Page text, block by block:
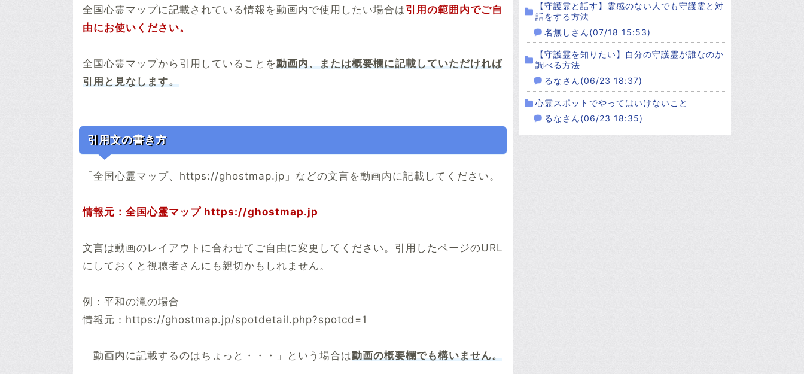
全国心霊マップに記載されている情報を動画内で使用したい場合は引用の範囲内でご自
由にお使いください。
全国心霊マップから引用していることを動画内、または概要欄に記載していただければ
引用と見なします。
引用文の書き方
「全国心霊マップ、https://ghostmap.jp」などの文言を動画内に記載してください。
情報元：全国心霊マップ https://ghostmap.jp
文言は動画のレイアウトに合わせてご自由に変更してください。引用したページのURL
にしておくと視聴者さんにも親切かもしれません。
例：平和の滝の場合
情報元：https://ghostmap.jp/spotdetail.php?spotcd=1
「動画内に記載するのはちょっと・・・」という場合は動画の概要欄でも構いません。
【守護霊と話す】霊感のない人でも守護霊と対
話をする方法
名無しさん(07/18 15:53)
【守護霊を知りたい】自分の守護霊が誰なのか
調べる方法
るなさん(06/23 18:37)
心霊スポットでやってはいけないこと
るなさん(06/23 18:35)